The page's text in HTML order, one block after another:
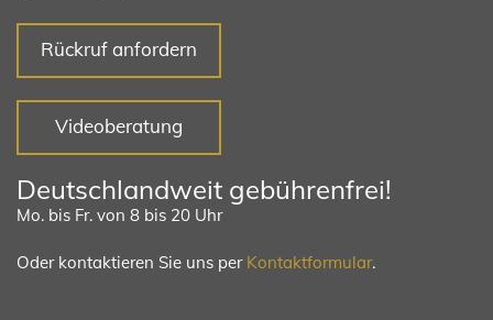
Rückruf anfordern
Videoberatung
Deutschlandweit gebührenfrei!
Mo. bis Fr. von 8 bis 20 Uhr
Oder kontaktieren Sie uns per Kontaktformular.